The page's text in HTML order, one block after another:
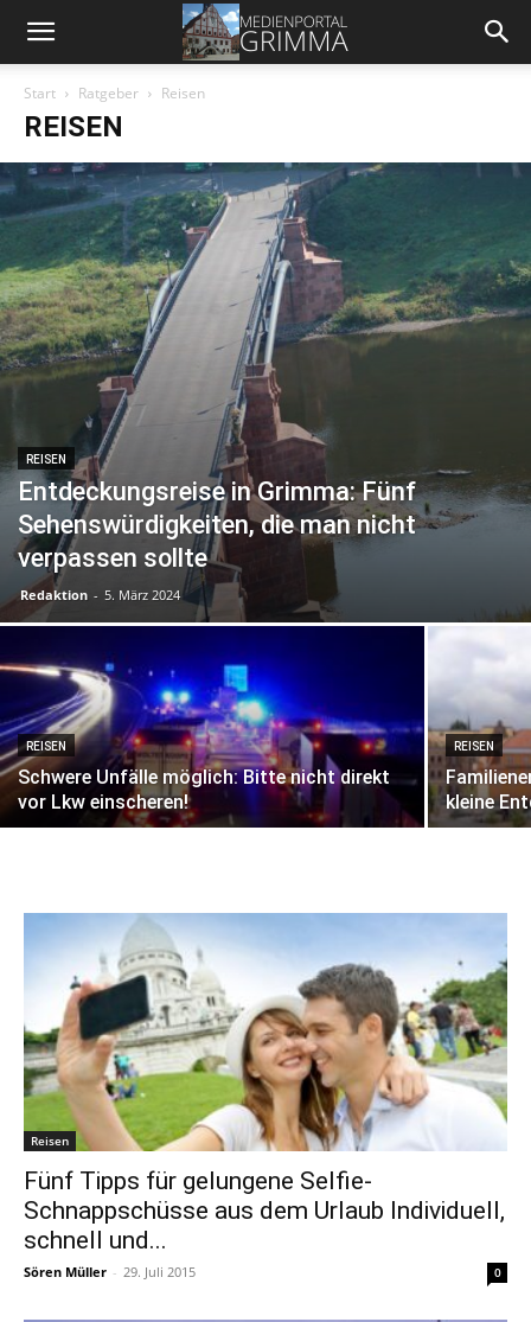
Start Ratgeber Reisen
REISEN
REISEN
Entdeckungsreise in Grimma: Fünf
Sehenswürdigkeiten, die man nicht
verpassen sollte
Redaktion - 5. März 2024
REISEN
Schwere Unfälle möglich: Bitte nicht direkt
vor Lkw einscheren!
REISEN
kleine
Reisen
Fünf Tipps für gelungene Selfie-
Schnappschüsse aus dem Urlaub Individuell,
schnell und...
Sören Müller - 29. Juli 2015 0